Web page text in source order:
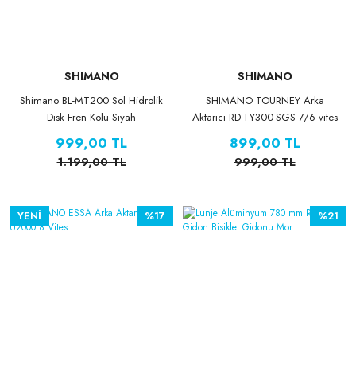
SHIMANO
Shimano BL-MT200 Sol Hidrolik
Disk Fren Kolu Siyah
999,00 TL
1.199,00 TL
SHIMANO
SHIMANO TOURNEY Arka
Aktarıcı RD-TY300-SGS 7/6 vites
899,00 TL
999,00 TL
%17
YENİ %21